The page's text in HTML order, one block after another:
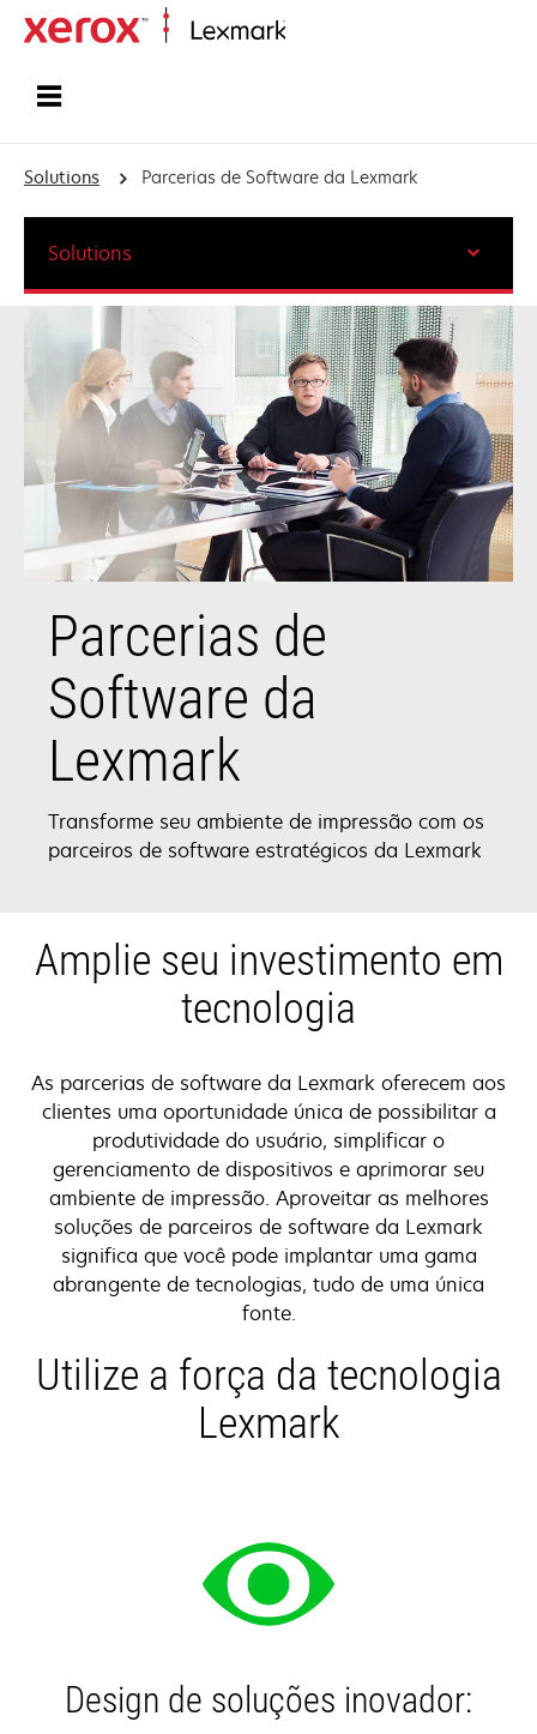
Solutions Parcerias de Software da Lexmark
Parcerias de
Software da
Lexmark
Transforme seu ambiente de impressão com os
parceiros de software estratégicos da Lexmark
Solutions
Amplie seu investimento em
tecnologia
As parcerias de software da Lexmark oferecem aos
clientes uma oportunidade única de possibilitar a
produtividade do usuário, simplificar o
gerenciamento de dispositivos e aprimorar seu
ambiente de impressão. Aproveitar as melhores
soluções de parceiros de software da Lexmark
significa que você pode implantar uma gama
abrangente de tecnologias, tudo de uma única
fonte.
Utilize a força da tecnologia
Lexmark
Design de soluções inovador: